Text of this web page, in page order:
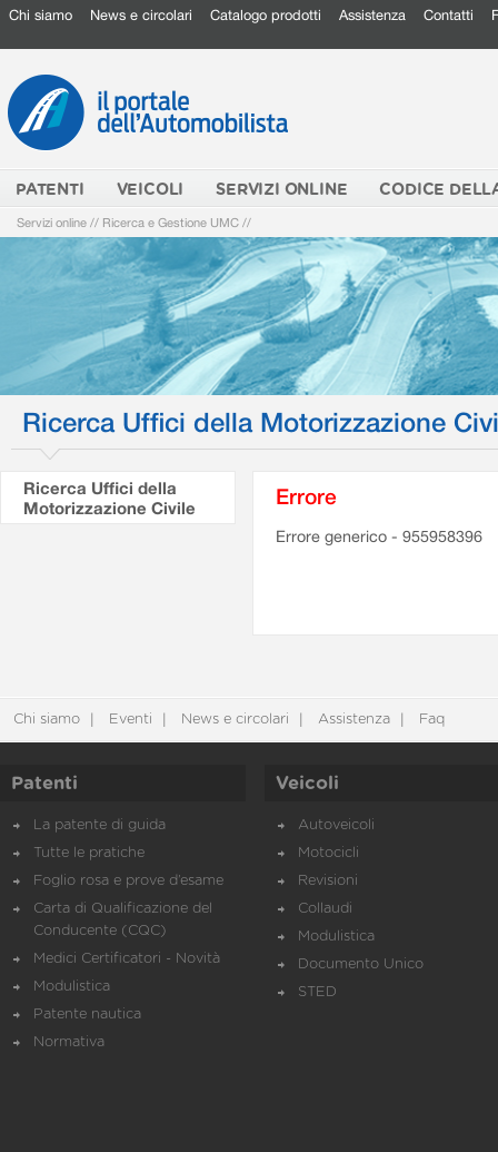
Chi siamo News e circolari Catalogo prodotti Assistenza Contatti
PATENTI VEICOLI SERVIZI ONLINE CODICE
Servizi online // Ricerca e Gestione UMC //
Ricerca Uffici della Motorizzazione
Ricerca Uffici della
Motorizzazione Civile
Errore
Errore generico - 955958396
Chi siamo Eventi News e circolari Assistenza Faq
Patenti
La patente di guida
Tutte le pratiche
Foglio rosa e prove d’esame
Carta di Qualificazione del
Conducente (CQC)
Medici Certificatori - Novità
Modulistica
Patente nautica
Normativa
Veicoli
Autoveicoli
Motocicli
Revisioni
Collaudi
Modulistica
Documento Unico
STED